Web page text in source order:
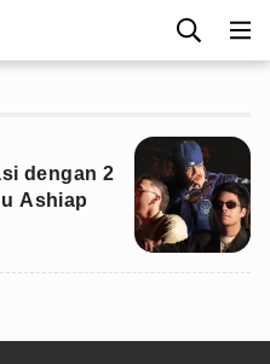
dengan 2
Ashiap